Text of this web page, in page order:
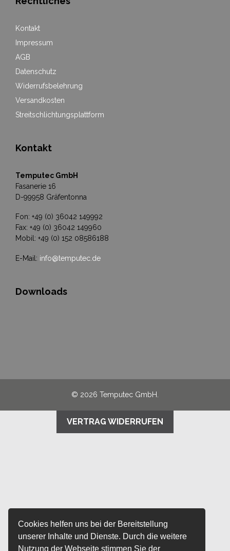
Cookies helfen uns bei der Bereitstellung
unserer Inhalte und Dienste. Durch die weitere
Nutzung der Webseite stimmen Sie der
Kontakt
Impressum
AGB
Datenschutz
Widerrufsbelehrung
Versandkosten
Streitschlichtungsplattform
Kontakt
Temputec GmbH
Fasanerie 16
D-99958 Gräfentonna
Fon: +49 (0) 36042 149992
Fax: +49 (0) 36042 149960
Mobil: +49 (0) 152 08586188
E-Mail: info@temputec.de
Downloads
© 2026 Temputec GmbH.
VERTRAG WIDERRUFEN